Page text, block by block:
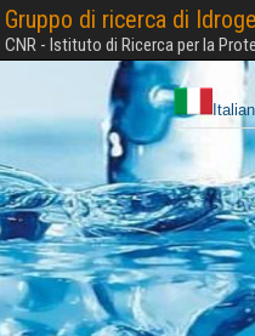
Gruppo di ricerca di
CNR - Istituto di Ricerca per la